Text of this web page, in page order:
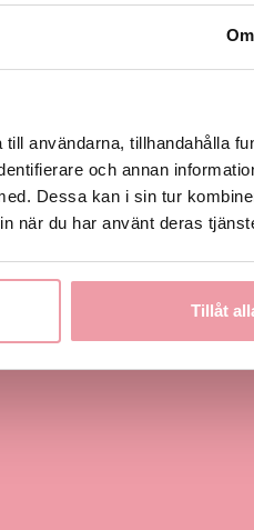
Om
användarna, tillhandahålla
och annan
Dessa kan i sin tur
när du har använt deras
Tillåt
LÄGG I